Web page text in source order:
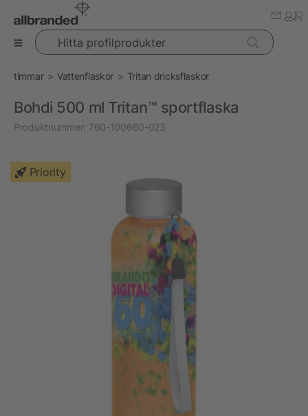
Hitta profilprodukter
timmar Vattenflaskor Tritan dricksflaskor
Bohdi 500 ml Tritan™ sportflaska
Produktnummer: 760-100660-023
Priority